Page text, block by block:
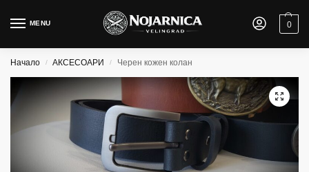
MENU 0
Начало / АКСЕСОАРИ / Черен кожен колан